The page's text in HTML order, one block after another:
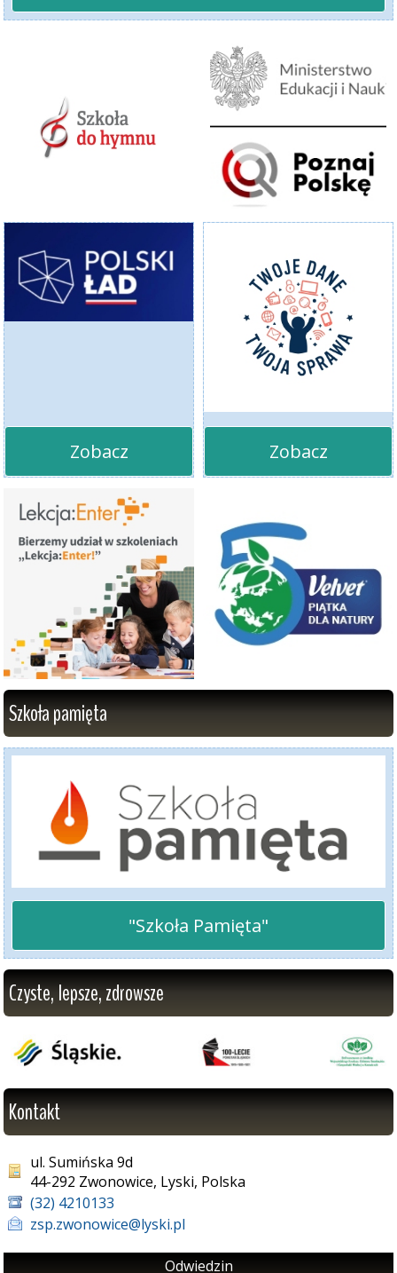
Zobacz Zobacz
Szkoła pamięta
"Szkoła Pamięta"
Czyste, lepsze, zdrowsze
Kontakt
ul. Sumińska 9d
44-292 Zwonowice, Lyski, Polska
(32) 4210133
zsp.zwonowice@lyski.pl
Odwiedzin